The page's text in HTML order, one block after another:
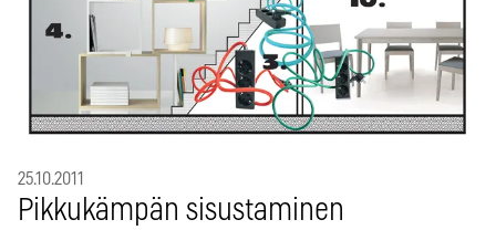
25.10.2011
Pikkukämpän sisustaminen